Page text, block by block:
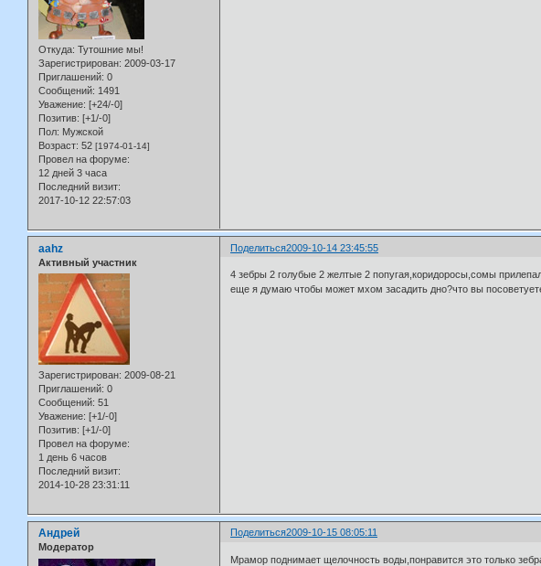
Откуда: Тутошние мы!
Зарегистрирован: 2009-03-17
Приглашений: 0
Сообщений: 1491
Уважение: [+24/-0]
Позитив: [+1/-0]
Пол: Мужской
Возраст: 52 [1974-01-14]
Провел на форуме:
12 дней 3 часа
Последний визит:
2017-10-12 22:57:03
Поделиться2009-10-14 23:45:55
aahz
Активный участник
Зарегистрирован: 2009-08-21
Приглашений: 0
Сообщений: 51
Уважение: [+1/-0]
Позитив: [+1/-0]
Провел на форуме:
1 день 6 часов
Последний визит:
2014-10-28 23:31:11
4 зебры 2 голубые 2 желтые 2 попугая,коридоросы,сомы
еще я думаю чтобы может мхом засадить дно?что вы
Поделиться2009-10-15 08:05:11
Андрей
Модератор
Мрамор поднимает щелочность воды,понравится это только